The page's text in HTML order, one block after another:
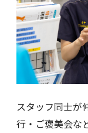
スタッフ同士が
行・ご褒美会な